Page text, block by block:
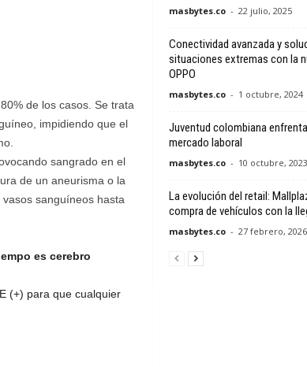
de los casos. Se trata
impidiendo que el
sangrado en el
de un aneurisma o la
sanguíneos hasta
es cerebro
(+) para que cualquier
masbytes.co - 22 julio, 2025
Conectividad avanzada y
situaciones extremas con la
OPPO
masbytes.co - 1 octubre, 2024
Juventud colombiana
mercado laboral
masbytes.co - 10 octubre, 2023
La evolución del retail:
compra de vehículos con la
masbytes.co - 27 febrero, 2026